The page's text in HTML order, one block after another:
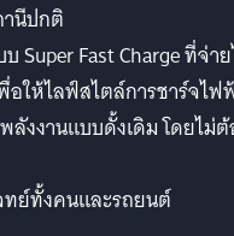
นีปกติ
Super Fast Charge ที่จ่า
อให้ไลฟ์สไตล์การชาร์จไฟ
ลังงานแบบดั้งเดิม โดยไม่
ทย์ทั้งคนและรถยนต์